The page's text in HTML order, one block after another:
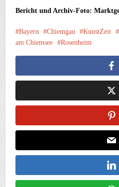
Bericht und Archiv-Foto:
Bayern Chiemgau KunstZeit
am Chiemsee
Rosenheim